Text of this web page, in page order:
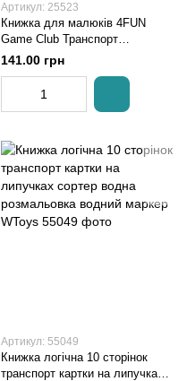
Артикул: 25523
Книжка для малюків 4FUN
Game Club Транспорт
малювання водою пензлик в
141.00 грн
Артикул: 55049
Книжка логічна 10 сторінок
транспорт картки на липучках